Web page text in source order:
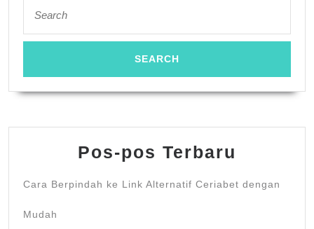
for:
Pos-pos Terbaru
Cara Berpindah ke Link Alternatif Ceriabet dengan
Mudah